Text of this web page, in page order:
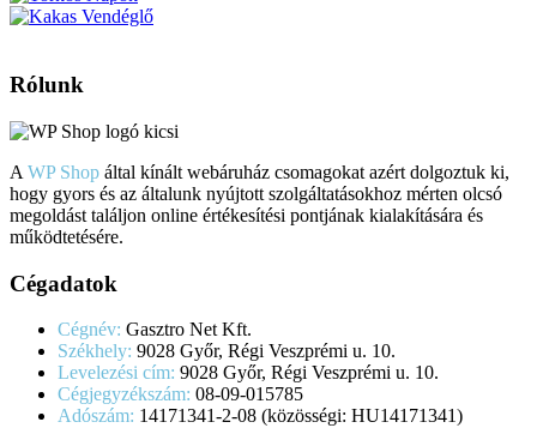
Rólunk
A WP Shop által kínált webáruház csomagokat azért dolgoztuk ki,
hogy gyors és az általunk nyújtott szolgáltatásokhoz mérten olcsó
megoldást találjon online értékesítési pontjának kialakítására és
működtetésére.
Cégadatok
Cégnév: Gasztro Net Kft.
Székhely: 9028 Győr, Régi Veszprémi u. 10.
Levelezési cím: 9028 Győr, Régi Veszprémi u. 10.
Cégjegyzékszám: 08-09-015785
Adószám: 14171341-2-08 (közösségi: HU14171341)